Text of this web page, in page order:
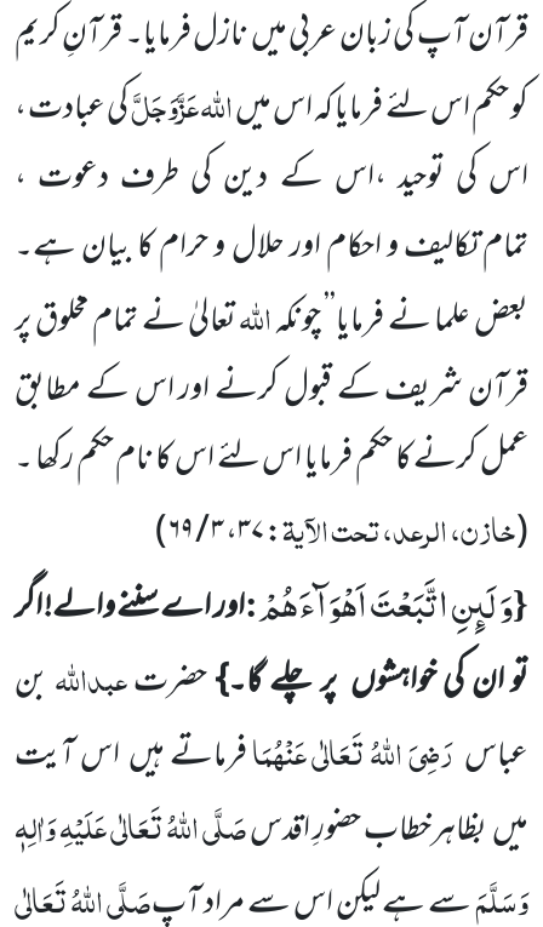
قرآن آپ کی زبان عربی میںنازل فرمایا۔ قرآنِ کریم
کو حکم اس لئے فرمایا کہ اس میںاللّٰہعَزَّوَجَلَّکی عبادت ،
اس کی توحید ،اس کے دین کی طرف دعوت ،
تمامتکالیف و احکام اور حلال و حرام کا بیان ہے۔
بعض علما نے فرمایا’’ چونکہاللّٰہتعالیٰ نے تمام مخلوق پر
قرآن شریف کے قبول کرنے اور اس کے مطابق
عمل کرنے کا حکم فرمایا اس لئے اس کا نام حکم رکھا ۔
(خازن، الرعد، تحت الآیۃ:۳۷،۳ / ۶۹ )
{وَ لَىٕنِ اتَّبَعْتَ اَهْوَآءَهُمْ:اور اے سننے والے! اگر
تو ان کی خواہشوں پر چلے گا۔}حضرتعبداللّٰہ بن
عباسرَضِیَ اللّٰہُ تَعَالٰی عَنْہُمَافرماتے ہیںاس آیت
میںبظاہرخطاب حضورِ اقدسصَلَّی اللّٰہُ تَعَالٰی عَلَیْہِ وَاٰلِہٖ
وَسَلَّمَسے ہے لیکن اس سے مراد آپصَلَّی اللّٰہُ تَعَالٰی